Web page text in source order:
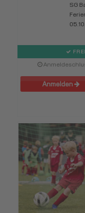
SG
Anmelden